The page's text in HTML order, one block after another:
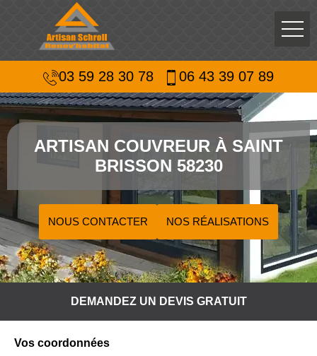
03 59 28 30 78 06 43 39 07 89
ARTISAN COUVREUR À SAINT
BRISSON 58230
NOUS CONTACTER NOS RÉALISATIONS
DEMANDEZ UN DEVIS GRATUIT
Vos coordonnées